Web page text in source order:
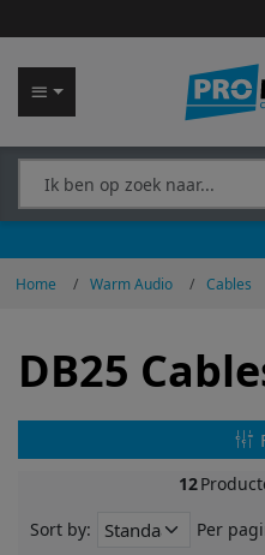
Home Warm Audio Cables
DB25
12
Sort by: Per